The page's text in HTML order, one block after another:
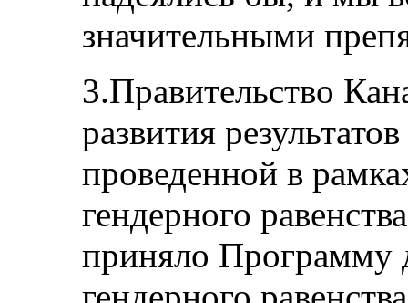
значительными
3.Правительство
развития
проведенной в
гендерного
приняло Программу